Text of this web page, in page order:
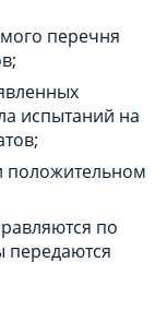
перечня
испытаний на
положительном
по
передаются